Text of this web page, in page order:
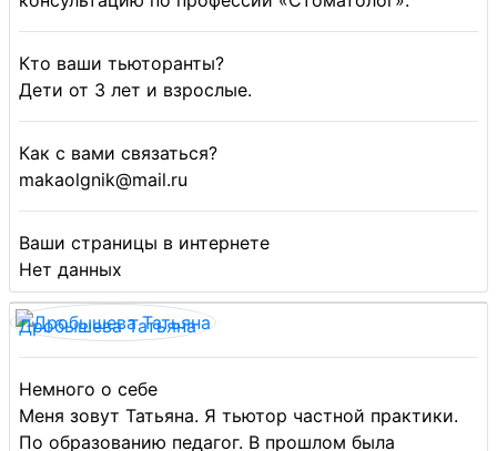
Кто ваши тьюторанты?
Дети от 3 лет и взрослые.
Как с вами связаться?
makaolgnik@mail.ru
Ваши страницы в интернете
Нет данных
Дробышева Татьяна
Немного о себе
Меня зовут Татьяна. Я тьютор частной практики.
По образованию педагог. В прошлом была